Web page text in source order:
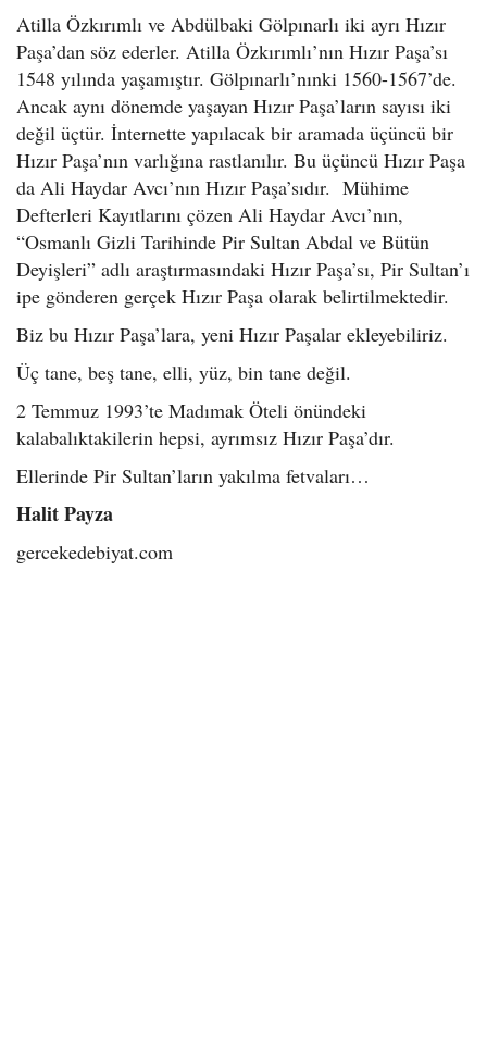
Atilla Özkırımlı ve Abdülbaki Gölpınarlı iki ayrı Hızır
Paşa’dan söz ederler. Atilla Özkırımlı’nın Hızır Paşa’sı
1548 yılında yaşamıştır. Gölpınarlı’nınki 1560-1567’de.
Ancak aynı dönemde yaşayan Hızır Paşa’ların sayısı iki
değil üçtür. İnternette yapılacak bir aramada üçüncü bir
Hızır Paşa’nın varlığına rastlanılır. Bu üçüncü Hızır Paşa
da Ali Haydar Avcı’nın Hızır Paşa’sıdır. Mühime
Defterleri Kayıtlarını çözen Ali Haydar Avcı’nın,
“Osmanlı Gizli Tarihinde Pir Sultan Abdal ve Bütün
Deyişleri” adlı araştırmasındaki Hızır Paşa’sı, Pir Sultan’ı
ipe gönderen gerçek Hızır Paşa olarak belirtilmektedir.
Biz bu Hızır Paşa’lara, yeni Hızır Paşalar ekleyebiliriz.
Üç tane, beş tane, elli, yüz, bin tane değil.
2 Temmuz 1993’te Madımak Öteli önündeki
kalabalıktakilerin hepsi, ayrımsız Hızır Paşa’dır.
Ellerinde Pir Sultan’ların yakılma fetvaları…
Halit Payza
gercekedebiyat.com